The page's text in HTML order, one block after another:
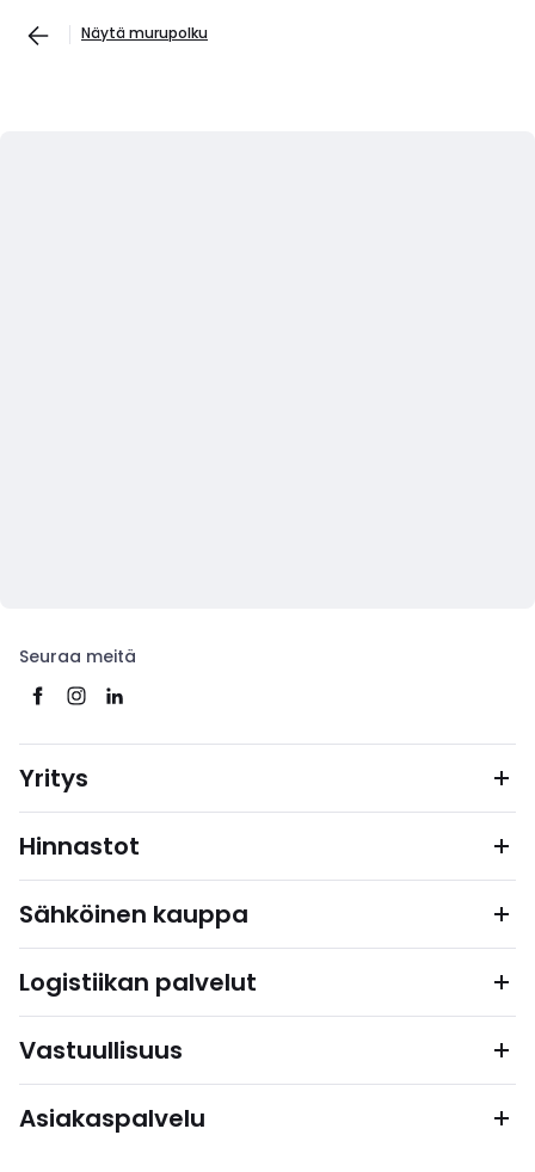
Näytä murupolku
Seuraa meitä
Yritys
Hinnastot
Sähköinen kauppa
Logistiikan palvelut
Vastuullisuus
Asiakaspalvelu